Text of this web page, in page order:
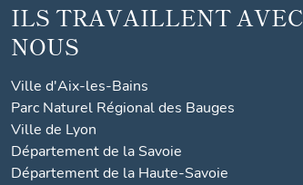
ILS TRAVAILLENT AVEC
NOUS
Ville d'Aix-les-Bains
Parc Naturel Régional des Bauges
Ville de Lyon
Département de la Savoie
Département de la Haute-Savoie